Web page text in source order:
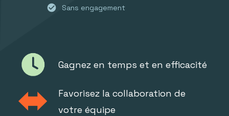
check_circle Sans engagement
Gagnez en temps et en efficacité
Favorisez la collaboration de
votre équipe